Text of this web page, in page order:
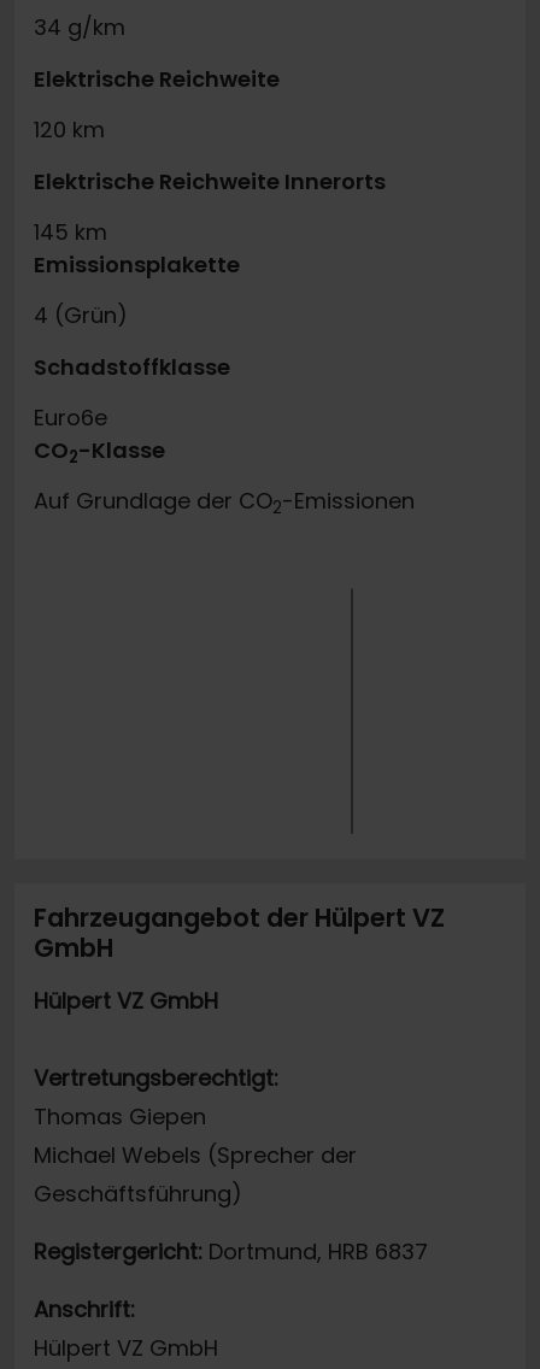
34 g/km
Elektrische Reichweite
120 km
Elektrische Reichweite Innerorts
145 km
Emissionsplakette
4 (Grün)
Schadstoffklasse
Euro6e
CO2-Klasse
Auf Grundlage der CO2-Emissionen
Fahrzeugangebot der Hülpert VZ
GmbH
Hülpert VZ GmbH
Vertretungsberechtigt:
Thomas Giepen
Michael Webels (Sprecher der
Geschäftsführung)
Registergericht: Dortmund, HRB 6837
Anschrift:
Hülpert VZ GmbH